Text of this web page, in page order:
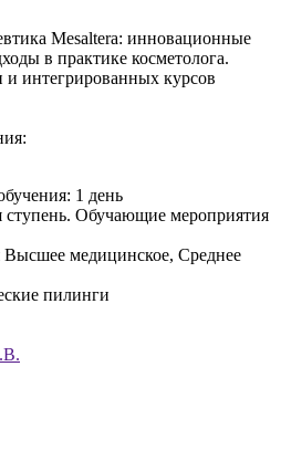
Mesaltera: инновационные
в практике косметолога.
интегрированных курсов
1 день
ступень. Обучающие мероприятия
Высшее медицинское, Среднее
пилинги